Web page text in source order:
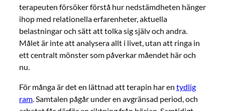
terapeuten försöker förstå hur nedstämdheten hänger
ihop med relationella erfarenheter, aktuella
belastningar och sätt att tolka sig själv och andra.
Målet är inte att analysera allt i livet, utan att ringa in
ett centralt mönster som påverkar måendet här och
nu.
För många är det en lättnad att terapin har en tydlig
ram. Samtalen pågår under en avgränsad period, och